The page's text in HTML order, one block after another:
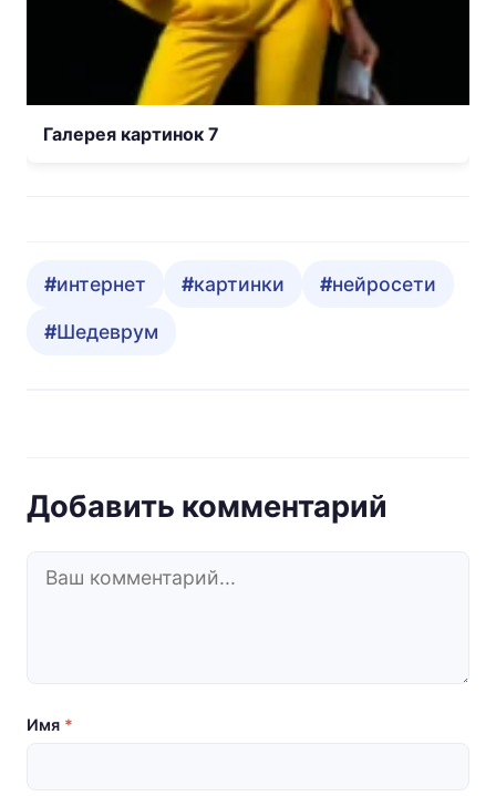
Галерея картинок 7
интернет картинки нейросети
Шедеврум
Добавить комментарий
Имя *